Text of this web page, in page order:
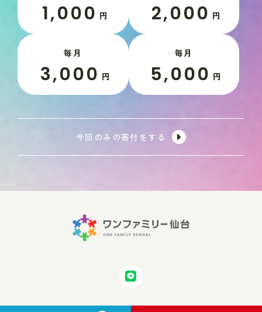
1,000 円 2,000 円
毎月
3,000 円
毎月
5,000 円
今回のみの寄付をする